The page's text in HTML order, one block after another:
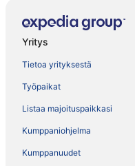
Yritys
Tietoa yrityksestä
Työpaikat
Listaa majoituspaikkasi
Kumppaniohjelma
Kumppanuudet